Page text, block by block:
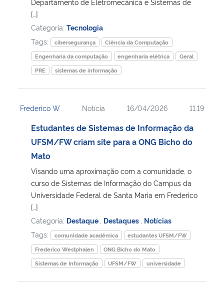
Advocacia-Geral da União
Banco Central do Brasil
[…]
Categoria: Tecnologia
Tags:
cibersegurança
Ciência da Computação
Engenharia da computação
engenharia elétrica
Geral
PRE
sistemas de informação
Frederico W Notícia 16/04/2026 11:19
Estudantes de Sistemas de Informação da
UFSM/FW criam site para a ONG Bicho do
Mato
Visando uma aproximação com a comunidade, o
curso de Sistemas de Informação do Campus da
Universidade Federal de Santa Maria em Frederico
[…]
Categoria: Destaque Destaques Notícias
Tags:
comunidade acadêmica
estudantes UFSM/FW
Frederico Westphalen
ONG Bicho do Mato
Sistemas de Informação
UFSM/FW universidade